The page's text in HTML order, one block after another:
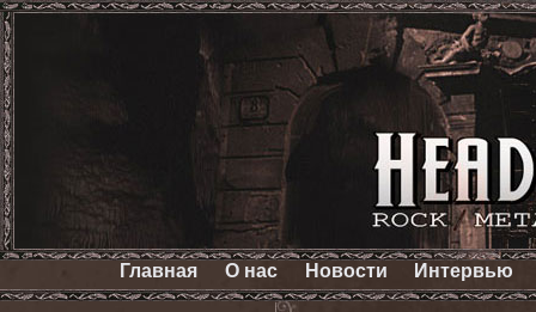
Главная О нас Новости Интервью